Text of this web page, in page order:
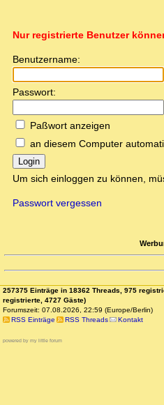
Nur registrierte Benutzer
Benutzername:
Passwort:
Paßwort anzeigen
an diesem Computer
Login
Um sich einloggen zu können,
Passwort vergessen
257375 Einträge in 18362 Threads, 975
registrierte, 4727 Gäste)
Forumszeit: 07.08.2026, 22:59 (Europe/Berlin)
RSS Einträge
RSS Threads Kontakt
powered by my little forum